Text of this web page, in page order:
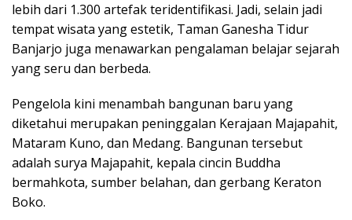
lebih dari 1.300 artefak teridentifikasi. Jadi, selain jadi
tempat wisata yang estetik, Taman Ganesha Tidur
Banjarjo juga menawarkan pengalaman belajar sejarah
yang seru dan berbeda.
Pengelola kini menambah bangunan baru yang
diketahui merupakan peninggalan Kerajaan Majapahit,
Mataram Kuno, dan Medang. Bangunan tersebut
adalah surya Majapahit, kepala cincin Buddha
bermahkota, sumber belahan, dan gerbang Keraton
Boko.